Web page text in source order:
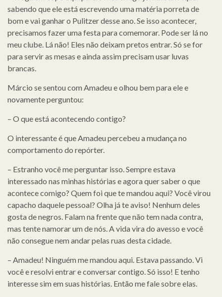
sabendo que ele está escrevendo uma matéria porreta de
bom e vai ganhar o Pulitzer desse ano. Se isso acontecer,
precisamos fazer uma festa para comemorar. Pode ser lá no
meu clube. Lá não! Eles não deixam pretos entrar. Só se for
para servir as mesas e ainda assim precisam usar luvas
brancas.
Márcio se sentou com Amadeu e olhou bem para ele e
novamente perguntou:
– O que está acontecendo contigo?
O interessante é que Amadeu percebeu a mudança no
comportamento do repórter.
– Estranho você me perguntar isso. Sempre estava
interessado nas minhas histórias e agora quer saber o que
acontece comigo? Quem foi que te mandou aqui? Você virou
capacho daquele pessoal? Olha já te aviso! Nenhum deles
gosta de negros. Falam na frente que não tem nada contra,
mas tente namorar um de nós. A vida vira do avesso e você
não consegue nem andar pelas ruas desta cidade.
– Amadeu! Ninguém me mandou aqui. Estava passando. Vi
você e resolvi entrar e conversar contigo. Só isso! E tenho
interesse sim em suas histórias. Então me fale sobre elas.